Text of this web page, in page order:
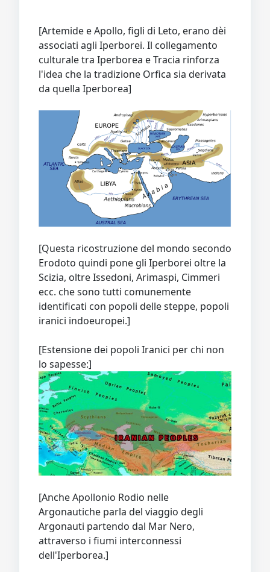
[Artemide e Apollo, figli di Leto, erano dèi
associati agli Iperborei. Il collegamento
culturale tra Iperborea e Tracia rinforza
l'idea che la tradizione Orfica sia derivata
da quella Iperborea]
[Questa ricostruzione del mondo secondo
Erodoto quindi pone gli Iperborei oltre la
Scizia, oltre Issedoni, Arimaspi, Cimmeri
ecc. che sono tutti comunemente
identificati con popoli delle steppe, popoli
iranici indoeuropei.]
[Estensione dei popoli Iranici per chi non
lo sapesse:]
[Anche Apollonio Rodio nelle
Argonautiche parla del viaggio degli
Argonauti partendo dal Mar Nero,
attraverso i fiumi interconnessi
dell'Iperborea.]